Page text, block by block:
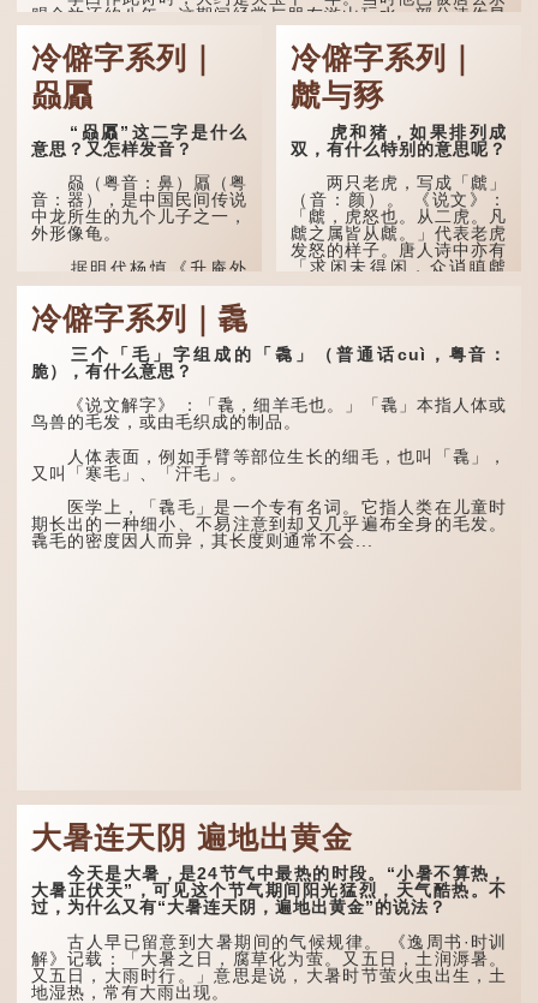
赐金放还约八年，这期间经常与朋友游山玩水，部分诗作显
露出怀...
冷僻字系列｜
赑屭
“赑屭”这二字是什么
意思？又怎样发音？
赑（粤音：鼻）屭（粤
音：器），是中国民间传说
中龙所生的九个儿子之一，
外形像龟。
据明代杨慎《升庵外
集》记载，龙生九子的次序
排列为：赑屭、螭吻、蒲
牢、狴犴、饕餮、蚣蝮、睚
眦、狻猊、椒图（此为其中
一种说法）。
龙九子外形与能力各有
不同，其中，赑屭原形像
龟，因为能负重，多作为碑
座，有“碑下...
冷僻字系列｜
虤与豩
虎和猪，如果排列成
双，有什么特别的意思呢？
两只老虎，写成「虤」
（音：颜）。 《说文》：
「虤，虎怒也。从二虎。凡
虤之属皆从虤。」代表老虎
发怒的样子。唐人诗中亦有
「求闲未得闲，众诮瞋虤
（音：宾）。甲骨文从二
「豕」，象猪相追逐的样
说「豩，豕乱群。」意指一
群乱...
冷僻字系列｜毳
三个「毛」字组成的「毳」（普通话cuì，粤音：
脆），有什么意思？
《说文解字》 ：「毳，细羊毛也。」「毳」本指人体或
鸟兽的毛发，或由毛织成的制品。
人体表面，例如手臂等部位生长的细毛，也叫「毳」，
又叫「寒毛」、「汗毛」。
医学上，「毳毛」是一个专有名词。它指人类在儿童时
期长出的一种细小、不易注意到却又几乎遍布全身的毛发。
毳毛的密度因人而异，其长度则通常不会...
大暑连天阴 遍地出黄金
今天是大暑，是24节气中最热的时段。“小暑不算热，
大暑正伏天”，可见这个节气期间阳光猛烈，天气酷热。不
过，为什么又有“大暑连天阴，遍地出黄金”的说法？
古人早已留意到大暑期间的气候规律。 《逸周书·时训
解》记载：「大暑之日，腐草化为萤。又五日，土润溽暑。
又五日，大雨时行。」意思是说，大暑时节萤火虫出生，土
地湿热，常有大雨出现。